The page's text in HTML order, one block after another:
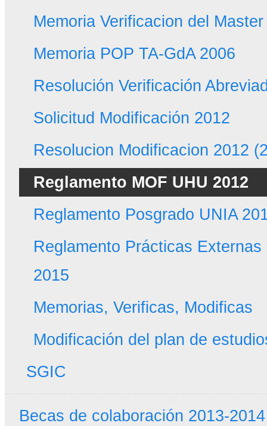
Memoria Verificacion del
Memoria POP TA-GdA 2006
Resolución Verificación
Solicitud Modificación 2012
Resolucion Modificacion 2012
Reglamento MOF UHU 2012
Reglamento Posgrado UNIA
Reglamento Prácticas
2015
Memorias, Verificas, Modificas
Modificación del plan de
SGIC
Becas de colaboración 2013-2014